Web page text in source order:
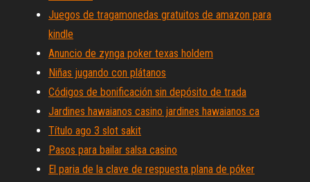
Juegos de tragamonedas gratuitos de amazon para
kindle
Anuncio de zynga poker texas holdem
Niñas jugando con plátanos
Códigos de bonificación sin depósito de trada
Jardines hawaianos casino jardines hawaianos ca
Título ago 3 slot sakit
Pasos para bailar salsa casino
El paria de la clave de respuesta plana de póker